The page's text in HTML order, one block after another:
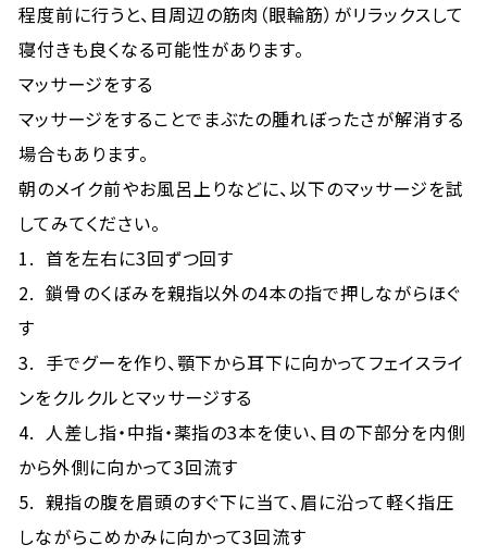
程度前に行うと、目周辺の筋肉（眼輪筋）がリラックスして
寝付きも良くなる可能性があります。
マッサージをする
マッサージをすることでまぶたの腫れぼったさが解消する
場合もあります。
朝のメイク前やお風呂上りなどに、以下のマッサージを試
してみてください。
1. 首を左右に3回ずつ回す
2. 鎖骨のくぼみを親指以外の4本の指で押しながらほぐ
す
3. 手でグーを作り、顎下から耳下に向かってフェイスライ
ンをクルクルとマッサージする
4. 人差し指・中指・薬指の3本を使い、目の下部分を内側
から外側に向かって3回流す
5. 親指の腹を眉頭のすぐ下に当て、眉に沿って軽く指圧
しながらこめかみに向かって3回流す